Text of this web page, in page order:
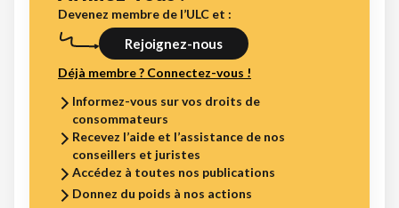
Devenez membre de l’ULC et :
Rejoignez-nous
Déjà membre ? Connectez-vous !
Informez-vous sur vos droits de
consommateurs
Recevez l’aide et l’assistance de nos
conseillers et juristes
Accédez à toutes nos publications
Donnez du poids à nos actions